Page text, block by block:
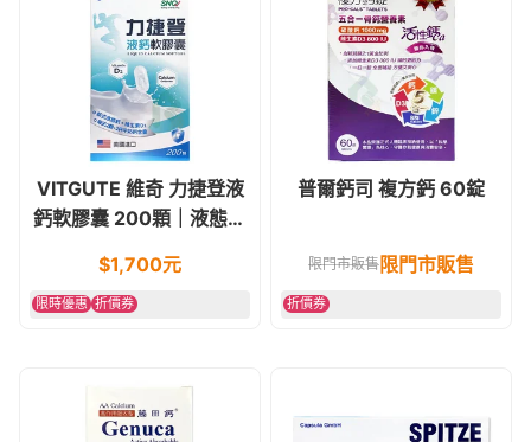
VITGUTE 維奇 力捷登液
鈣軟膠囊 200顆｜液態鈣
$1,700元
限時優惠 折價券
普爾鈣司 複方鈣 60錠
限門市販售限門市販售
折價券